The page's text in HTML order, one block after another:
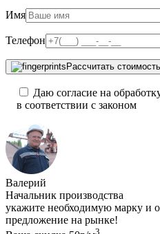
Имя
Телефон
Рассчитать стоимость
Даю согласие на
в соответствии с законом
Валерий
Начальник производства
укажите необходимую марку и
предложение на рынке!
3